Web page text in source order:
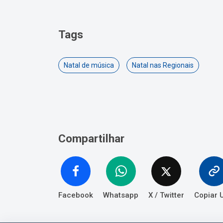
Tags
Natal de música Natal nas Regionais
Compartilhar
Facebook Whatsapp X / Twitter Copiar